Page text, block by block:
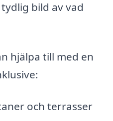
bild av vad
hjälpa till med en
och terrasser